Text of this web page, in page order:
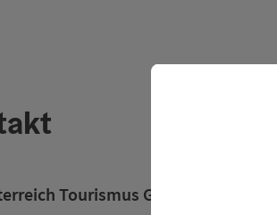
Tourismus GmbH